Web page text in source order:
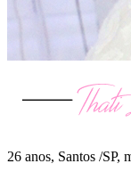
26 anos, Santos /SP,